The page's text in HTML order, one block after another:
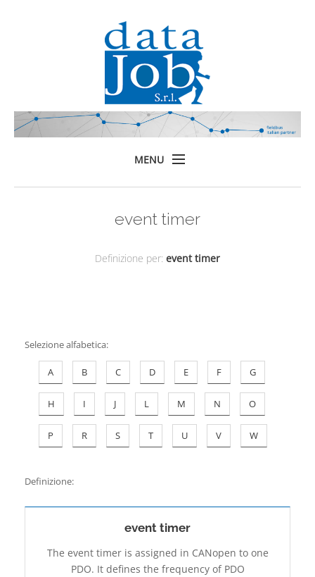
MENU
event timer
Definizione per: event timer
Selezione alfabetica:
A B C D E F G
H I J L M N O
P R S T U V W
Definizione:
event timer
The event timer is assigned in CANopen to one
PDO. It defines the frequency of PDO